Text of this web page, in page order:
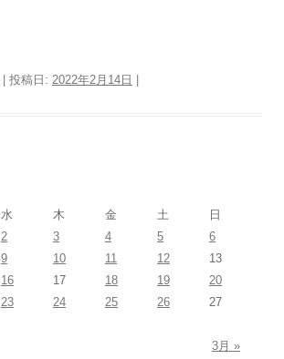
| 投稿日: 2022年2月14日
水 木 金 土
日
2 3 4 5
6
9 10 11 12
13
16 17 18 19
20
23 24 25 26
27
3月 »